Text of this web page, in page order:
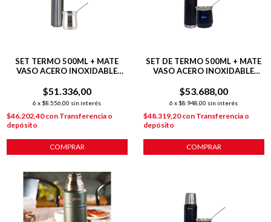
SET TERMO 500ML + MATE
VASO ACERO INOXIDABLE
$51.336,00
6 x $8.556,00 sin interés
$46.202,40con Transferencia o
depósito
SET DE TERMO 500ML + MATE
VASO ACERO INOXIDABLE
$53.688,00
6 x $8.948,00 sin interés
$48.319,20con Transferencia o
depósito